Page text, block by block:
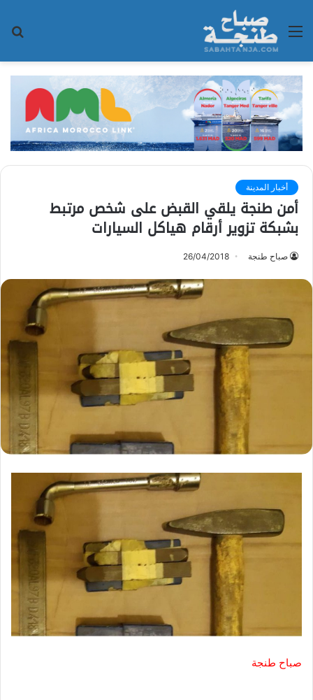
القائمة
أخبار المدينة
أمن طنجة يلقي القبض على شخص مرتبط
بشبكة تزوير أرقام هياكل السيارات
صباح طنجة 26/04/2018
صباح طنجة